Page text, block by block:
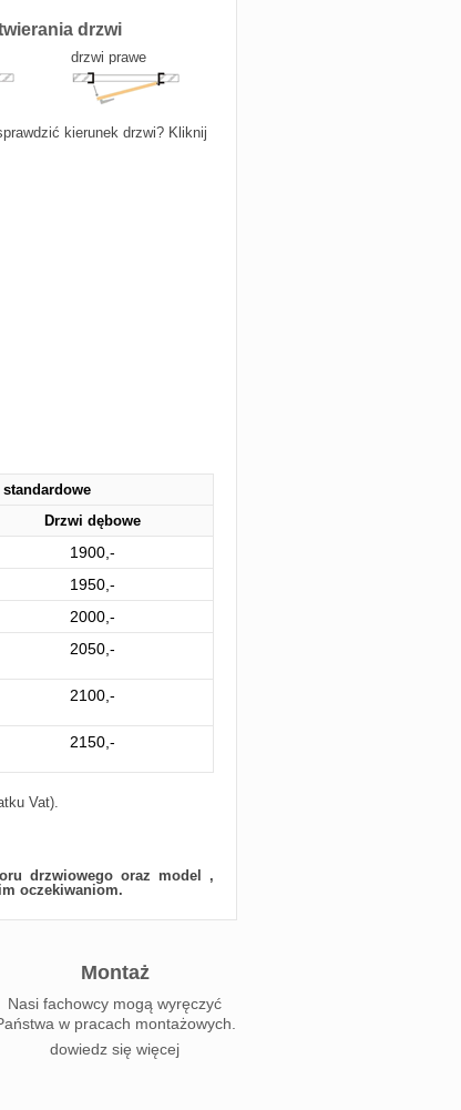
drzwi
drzwi prawe
kierunek drzwi? Kliknij
Drzwi dębowe
1900,-
1950,-
2000,-
2050,-
2100,-
2150,-
Vat).
drzwiowego oraz model ,
oczekiwaniom.
Montaż
Nasi fachowcy mogą wyręczyć
w pracach montażowych.
dowiedz się więcej